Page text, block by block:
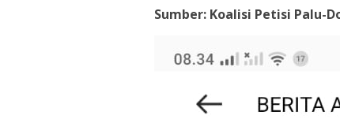
Sumber: Koalisi Petisi Palu-